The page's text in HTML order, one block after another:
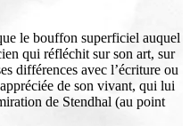
le bouffon superficiel auquel
qui réfléchit sur son art, sur
différences avec l’écriture ou
de son vivant, qui lui
de Stendhal (au point